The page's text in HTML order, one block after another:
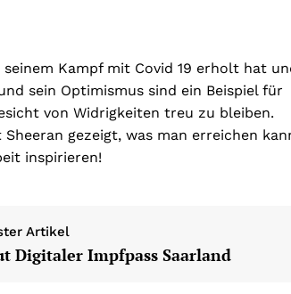
Kampf mit Covid 19 erholt hat
sein Optimismus sind ein Beispiel für
von Widrigkeiten treu zu bleiben.
gezeigt, was man erreichen
inspirieren!
Artikel
Digitaler Impfpass Saarland